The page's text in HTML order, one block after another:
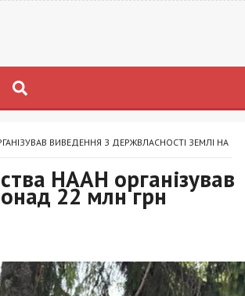
ВИВЕДЕННЯ З ДЕРЖВЛАСНОСТІ ЗЕМЛІ НА
НААН організував
22 млн грн